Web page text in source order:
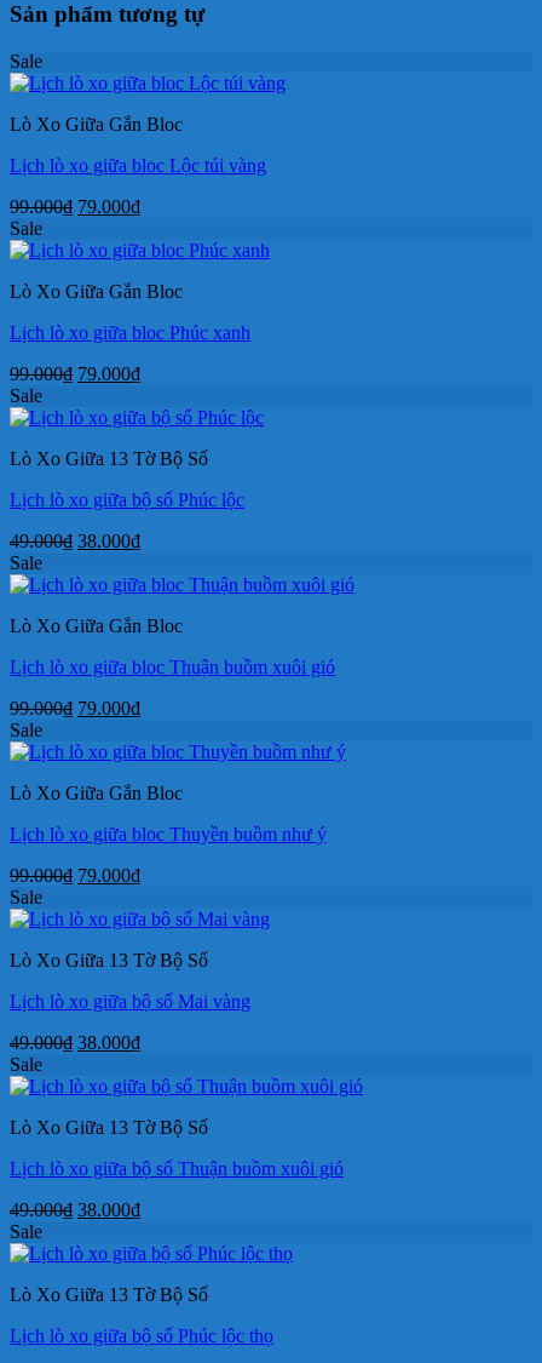
Sản phẩm tương tự
Sale
Lò Xo Giữa Gắn Bloc
Lịch lò xo giữa bloc Lộc túi vàng
99.000₫ Giá
là:
79.000₫Giá
tại
79.000₫.
Sale
Lò Xo Giữa Gắn Bloc
Lịch lò xo giữa bloc Phúc xanh
99.000₫ Giá
là:
79.000₫Giá
tại
79.000₫.
Sale
Lò Xo Giữa 13 Tờ Bộ Số
Lịch lò xo giữa bộ số Phúc lộc
49.000₫ Giá
là:
38.000₫Giá
tại
38.000₫.
Sale
Lò Xo Giữa Gắn Bloc
Lịch lò xo giữa bloc Thuận buồm xuôi gió
99.000₫ Giá
là:
79.000₫Giá
tại
79.000₫.
Sale
Lò Xo Giữa Gắn Bloc
Lịch lò xo giữa bloc Thuyền buồm như ý
99.000₫ Giá
là:
79.000₫Giá
tại
79.000₫.
Sale
Lò Xo Giữa 13 Tờ Bộ Số
Lịch lò xo giữa bộ số Mai vàng
49.000₫ Giá
là:
38.000₫Giá
tại
38.000₫.
Sale
Lò Xo Giữa 13 Tờ Bộ Số
Lịch lò xo giữa bộ số Thuận buồm xuôi gió
49.000₫ Giá
là:
38.000₫Giá
tại
38.000₫.
Sale
Lò Xo Giữa 13 Tờ Bộ Số
Lịch lò xo giữa bộ số Phúc lộc thọ